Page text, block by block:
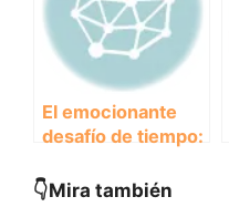
El emocionante
desafío de tiempo:
superarlo?
👇Mira también